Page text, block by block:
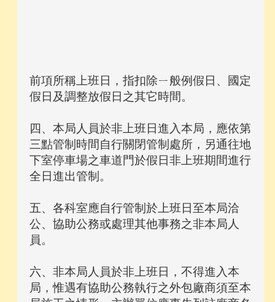
前項所稱上班日，指扣除ㄧ般例假日、國定
假日及調整放假日之其它時間。
四、本局人員於非上班日進入本局，應依第
三點管制時間自行關閉管制處所，另通往地
下室停車場之車道門於假日非上班期間進行
全日進出管制。
五、各科室應自行管制於上班日至本局洽
公、協助公務或處理其他事務之非本局人
員。
六、非本局人員於非上班日，不得進入本
局，惟遇有協助公務執行之外包廠商須至本